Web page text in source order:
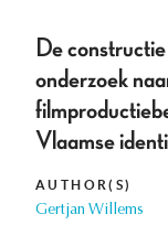
De
onderzoek
Vlaamse
AUTHOR(S)
Gertjan Willems